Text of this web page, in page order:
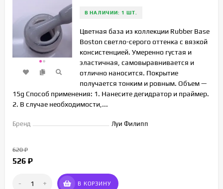
В НАЛИЧИИ: 1 ШТ.
Цветная база из коллекции Rubber Base
Boston светло-серого оттенка с вязкой
консистенцией. Умеренно густая и
эластичная, самовыравнивается и
отлично наносится. Покрытие
получается тонким и ровным. Объем —
15g Способ применения: 1. Нанесите дегидратор и праймер.
2. В случае необходимости,...
Бренд Луи Филипп
620₽
526 ₽
- + В КОРЗИНУ